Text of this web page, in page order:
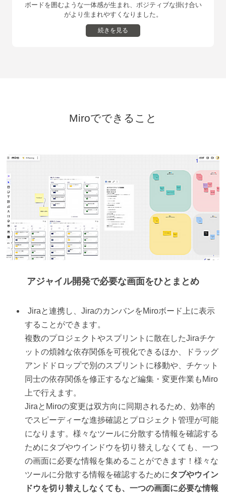
ボードを囲むような⼀体感が⽣まれ、ポジティブな掛け合い
がより⽣まれやすくなりました。
続きを見る
Miroでできること
アジャイル開発で必要な画面をひとまとめ
Jiraと連携し、JiraのカンバンをMiroボード上に表示
することができます。
複数のプロジェクトやスプリントに散在したJiraチケ
ットの煩雑な依存関係を可視化できるほか、ドラッグ
アンドドロップで別のスプリントに移動や、チケット
同士の依存関係を修正するなど編集・変更作業もMiro
上で行えます。
JiraとMiroの変更は双方向に同期されるため、効率的
でスピーディーな進捗確認とプロジェクト管理が可能
になります。様々なツールに分散する情報を確認する
ためにタブやウインドウを切り替えしなくても、一つ
の画面に必要な情報を集めることができます！様々な
ツールに分散する情報を確認するためにタブやウイン
ドウを切り替えしなくても、一つの画面に必要な情報